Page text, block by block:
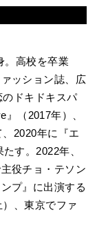
。高校を卒業
ッション誌、広
ドキドキスパ
（2017年）、
、2020年に『エ
す。2022年、
役チョ・テソン
プ』に出演する
、東京でファ